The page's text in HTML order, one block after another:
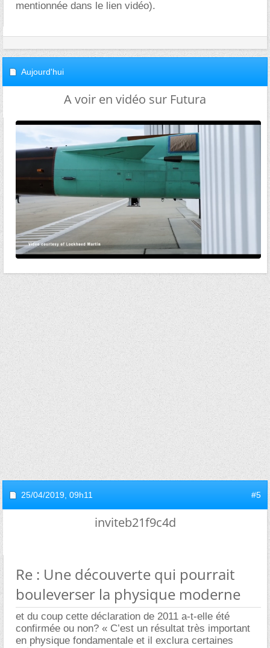
mentionnée dans le lien vidéo).
Aujourd'hui
A voir en vidéo sur Futura
25/04/2019, 09h11 #5
inviteb21f9c4d
Re : Une découverte qui pourrait
bouleverser la physique moderne
et du coup cette déclaration de 2011 a-t-elle été
confirmée ou non? « C’est un résultat très important
en physique fondamentale et il exclura certaines